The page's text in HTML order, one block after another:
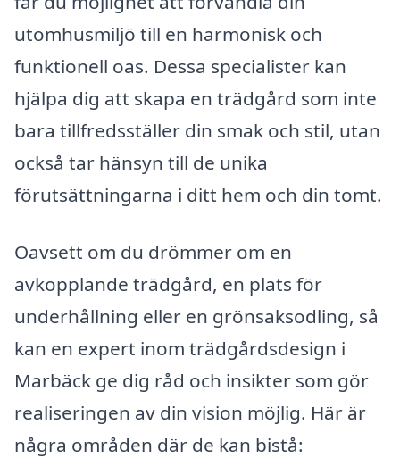
utomhusmiljö till en harmonisk och
funktionell oas. Dessa specialister kan
hjälpa dig att skapa en trädgård som inte
bara tillfredsställer din smak och stil, utan
också tar hänsyn till de unika
förutsättningarna i ditt hem och din tomt.
Oavsett om du drömmer om en
avkopplande trädgård, en plats för
underhållning eller en grönsaksodling, så
kan en expert inom trädgårdsdesign i
Marbäck ge dig råd och insikter som gör
realiseringen av din vision möjlig. Här är
några områden där de kan bistå: